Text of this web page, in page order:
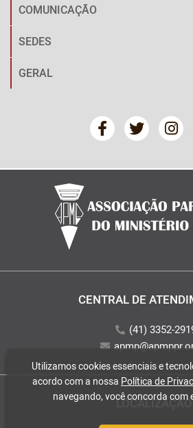
COMUNICAÇÃO
SEDES
GERAL
CENTRAL DE
(41) 3352-
LOCALIZAÇÃO
Utilizamos cookies essenciais e
acordo com a nossa Política de
navegando, você concorda com